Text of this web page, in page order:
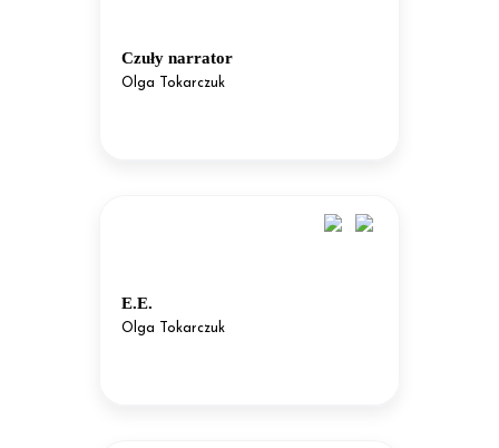
Czuły narrator
Olga Tokarczuk
E.E.
Olga Tokarczuk